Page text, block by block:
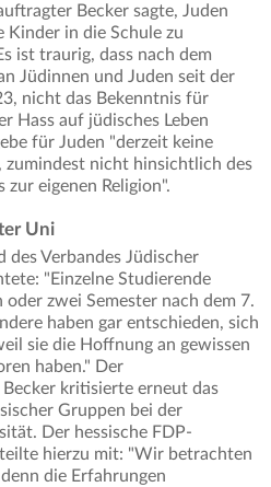
Becker sagte, Juden
Kinder in die Schule zu
ist traurig, dass nach dem
Jüdinnen und Juden seit der
nicht das Bekenntnis für
Hass auf jüdisches Leben
für Juden "derzeit keine
zumindest nicht hinsichtlich des
eigenen Religion".
Uni
des Verbandes Jüdischer
"Einzelne Studierende
zwei Semester nach dem 7.
haben gar entschieden, sich
sie die Hoffnung an gewissen
haben." Der
kritisierte erneut das
Gruppen bei der
Der hessische FDP-
hierzu mit: "Wir betrachten
die Erfahrungen